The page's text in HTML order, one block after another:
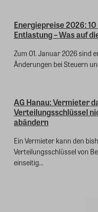
Energiepreise 2026:
Entlastung – Was auf
Zum 01. Januar 2026 sind
Änderungen bei Steuern
AG Hanau: Vermieter
Verteilungsschlüssel
abändern
Ein Vermieter kann den
Verteilungsschlüssel von
einseitig...